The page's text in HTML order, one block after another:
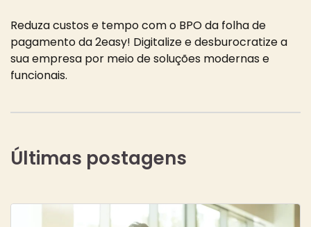
Reduza custos e tempo com o BPO da folha de
pagamento da 2easy! Digitalize e desburocratize a
sua empresa por meio de soluções modernas e
funcionais.
Últimas postagens